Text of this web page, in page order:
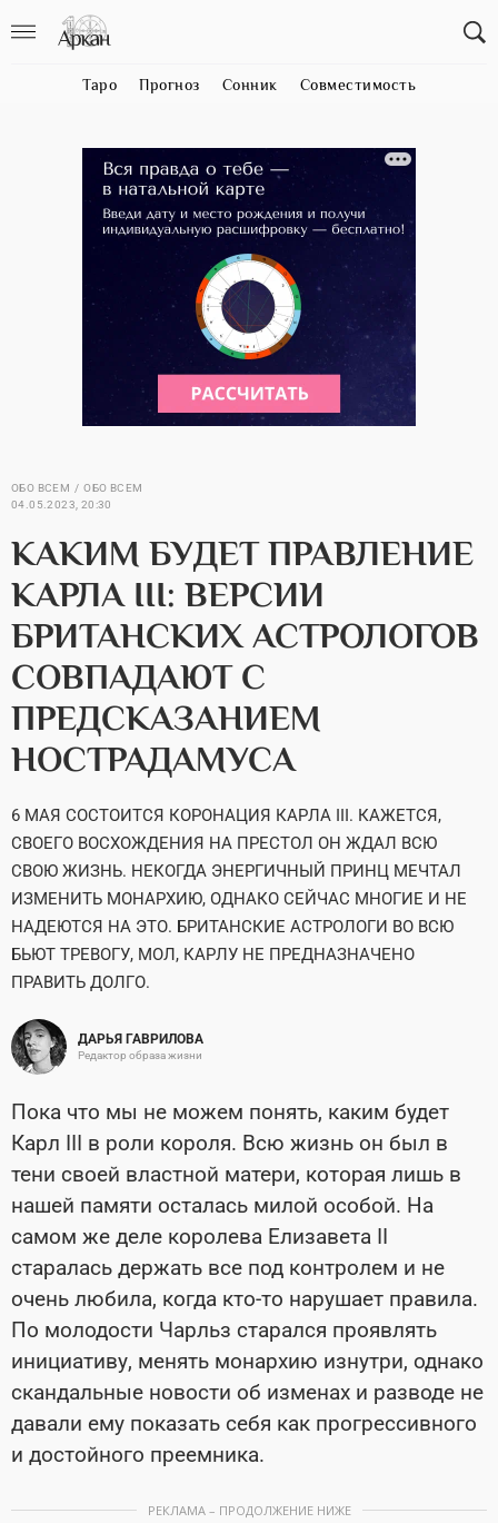
Таро Прогноз Сонник Совместимость
ОБО ВСЕМ
ОБО ВСЕМ
04.05.2023, 20:30
КАКИМ БУДЕТ ПРАВЛЕНИЕ
КАРЛА III: ВЕРСИИ
БРИТАНСКИХ АСТРОЛОГОВ
СОВПАДАЮТ С
ПРЕДСКАЗАНИЕМ
НОСТРАДАМУСА
6 МАЯ СОСТОИТСЯ КОРОНАЦИЯ КАРЛА III. КАЖЕТСЯ,
СВОЕГО ВОСХОЖДЕНИЯ НА ПРЕСТОЛ ОН ЖДАЛ ВСЮ
СВОЮ ЖИЗНЬ. НЕКОГДА ЭНЕРГИЧНЫЙ ПРИНЦ МЕЧТАЛ
ИЗМЕНИТЬ МОНАРХИЮ, ОДНАКО СЕЙЧАС МНОГИЕ И НЕ
НАДЕЮТСЯ НА ЭТО. БРИТАНСКИЕ АСТРОЛОГИ ВО ВСЮ
БЬЮТ ТРЕВОГУ, МОЛ, КАРЛУ НЕ ПРЕДНАЗНАЧЕНО
ПРАВИТЬ ДОЛГО.
ДАРЬЯ ГАВРИЛОВА
Редактор образа жизни
Пока что мы не можем понять, каким будет
Карл III в роли короля. Всю жизнь он был в
тени своей властной матери, которая лишь в
нашей памяти осталась милой особой. На
самом же деле королева Елизавета II
старалась держать все под контролем и не
очень любила, когда кто-то нарушает правила.
По молодости Чарльз старался проявлять
инициативу, менять монархию изнутри, однако
скандальные новости об изменах и разводе не
давали ему показать себя как прогрессивного
и достойного преемника.
РЕКЛАМА – ПРОДОЛЖЕНИЕ НИЖЕ